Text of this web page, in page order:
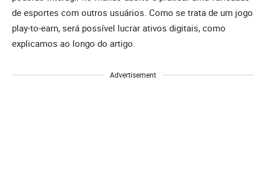
de esportes com outros usuários. Como se trata de um jogo
play-to-earn, será possível lucrar ativos digitais, como
explicamos ao longo do artigo.
Advertisement